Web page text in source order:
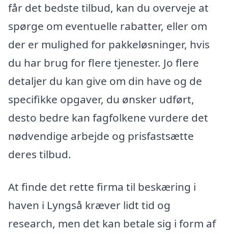
får det bedste tilbud, kan du overveje at
spørge om eventuelle rabatter, eller om
der er mulighed for pakkeløsninger, hvis
du har brug for flere tjenester. Jo flere
detaljer du kan give om din have og de
specifikke opgaver, du ønsker udført,
desto bedre kan fagfolkene vurdere det
nødvendige arbejde og prisfastsætte
deres tilbud.
At finde det rette firma til beskæring i
haven i Lyngså kræver lidt tid og
research, men det kan betale sig i form af